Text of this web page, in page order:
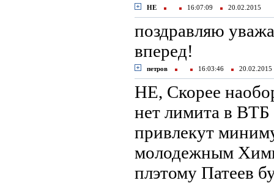
НЕ 16:07:09 20.02.2015
поздравляю
вперед!
петров 16:03:46
НЕ, Скорее
нет лимита в ВТБ
привлекут
молодежным
плэтому Патеев